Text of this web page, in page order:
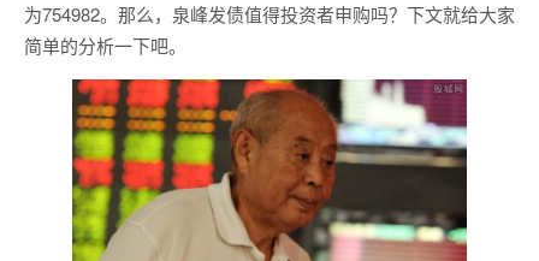
为754982。那么，泉峰发债值得投资者申购吗？下文就给大家
简单的分析一下吧。